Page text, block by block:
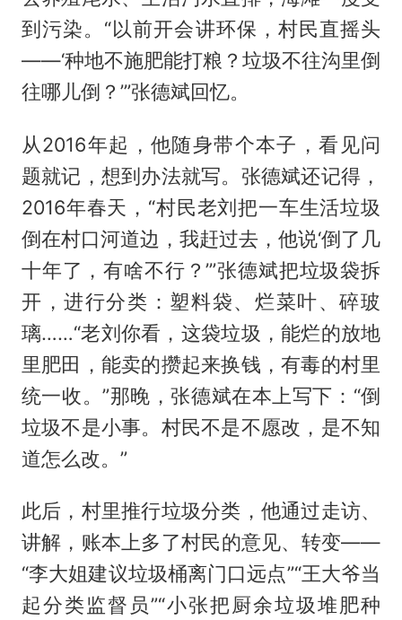
到污染。“以前开会讲环保，村民直摇头
——‘种地不施肥能打粮？垃圾不往沟里倒
往哪儿倒？’”张德斌回忆。
从2016年起，他随身带个本子，看见问
题就记，想到办法就写。张德斌还记得，
2016年春天，“村民老刘把一车生活垃圾
倒在村口河道边，我赶过去，他说‘倒了几
十年了，有啥不行？’”张德斌把垃圾袋拆
开，进行分类：塑料袋、烂菜叶、碎玻
璃……“老刘你看，这袋垃圾，能烂的放地
里肥田，能卖的攒起来换钱，有毒的村里
统一收。”那晚，张德斌在本上写下：“倒
垃圾不是小事。村民不是不愿改，是不知
道怎么改。”
此后，村里推行垃圾分类，他通过走访、
讲解，账本上多了村民的意见、转变——
“李大姐建议垃圾桶离门口远点”“王大爷当
起分类监督员”“小张把厨余垃圾堆肥种